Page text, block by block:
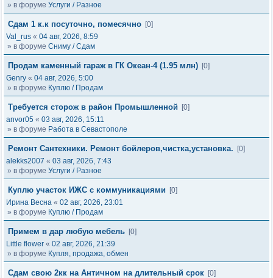
» в форуме Услуги / Разное
Сдам 1 к.к посуточно, помесячно [0]
Val_rus « 04 авг, 2026, 8:59
» в форуме Сниму / Сдам
Продам каменный гараж в ГК Океан-4 (1.95 млн) [0]
Genry « 04 авг, 2026, 5:00
» в форуме Куплю / Продам
Требуется сторож в район Промышленной
[0]
anvor05 « 03 авг, 2026, 15:11
» в форуме Работа в Севастополе
Ремонт Сантехники. Ремонт бойлеров,чистка,установка.
[0]
alekks2007 « 03 авг, 2026, 7:43
» в форуме Услуги / Разное
Куплю участок ИЖС с коммуникациями
[0]
Ирина Весна « 02 авг, 2026, 23:01
» в форуме Куплю / Продам
Примем в дар любую мебель [0]
Little flower « 02 авг, 2026, 21:39
» в форуме Купля, продажа, обмен
Сдам свою 2кк на Античном на длительный срок [0]